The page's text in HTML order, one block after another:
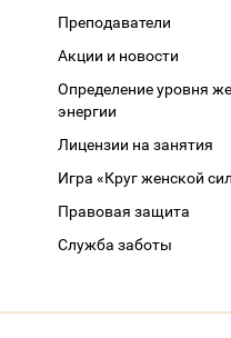
Преподаватели
Акции и новости
Определение уровня
энергии
Лицензии на занятия
Игра «Круг женской
Правовая защита
Служба заботы